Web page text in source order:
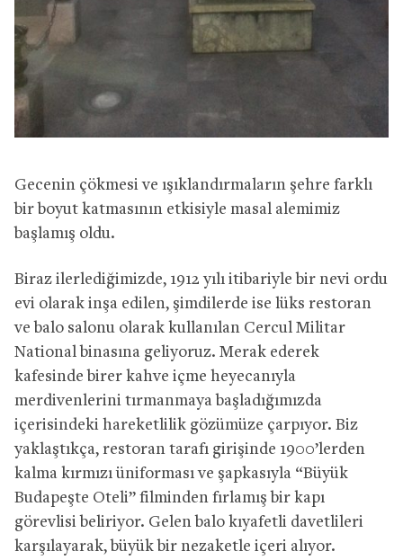
Gecenin çökmesi ve ışıklandırmaların şehre farklı
bir boyut katmasının etkisiyle masal alemimiz
başlamış oldu.
Biraz ilerlediğimizde, 1912 yılı itibariyle bir nevi ordu
evi olarak inşa edilen, şimdilerde ise lüks restoran
ve balo salonu olarak kullanılan Cercul Militar
National binasına geliyoruz. Merak ederek
kafesinde birer kahve içme heyecanıyla
merdivenlerini tırmanmaya başladığımızda
içerisindeki hareketlilik gözümüze çarpıyor. Biz
yaklaştıkça, restoran tarafı girişinde 1900’lerden
kalma kırmızı üniforması ve şapkasıyla “Büyük
Budapeşte Oteli” filminden fırlamış bir kapı
görevlisi beliriyor. Gelen balo kıyafetli davetlileri
karşılayarak, büyük bir nezaketle içeri alıyor.